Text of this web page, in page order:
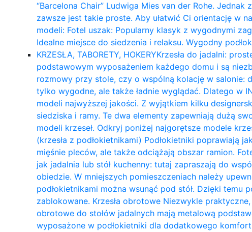
“Barcelona Chair” Ludwiga Mies van der Rohe.
zawsze jest takie proste. Aby ułatwić Ci orientację w
modeli: Fotel uszak: Popularny klasyk z wygodnymi
Idealne miejsce do siedzenia i relaksu. Wygodny
KRZESŁA, TABORETY, HOKERYKrzesła do jadalni:
podstawowym wyposażeniem każdego domu i są
rozmowy przy stole, czy o wspólną kolację w salonie:
tylko wygodne, ale także ładnie wyglądać. Dlatego w
modeli najwyższej jakości. Z wyjątkiem kilku
siedziska i ramy. Te dwa elementy zapewniają dużą
modeli krzeseł. Odkryj poniżej najgorętsze modele
(krzesła z podłokietnikami) Podłokietniki poprawiają
mięśnie pleców, ale także odciążają obszar ramion.
jak jadalnia lub stół kuchenny: tutaj zapraszają do
obiedzie. W mniejszych pomieszczeniach należy
podłokietnikami można wsunąć pod stół. Dzięki temu
zablokowane. Krzesła obrotowe Niezwykle
obrotowe do stołów jadalnych mają metalową
wyposażone w podłokietniki dla dodatkowego